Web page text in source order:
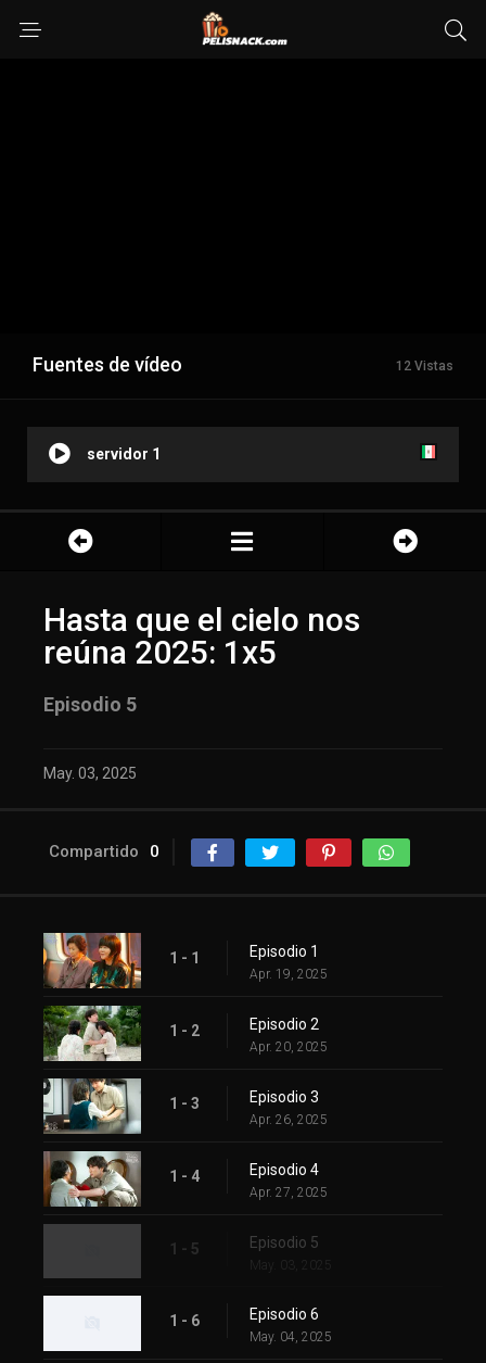
Fuentes de vídeo 12 Vistas
servidor 1
Hasta que el cielo nos
reúna 2025: 1x5
Episodio 5
May. 03, 2025
Compartido 0
1 - 1 Episodio 1
Apr. 19, 2025
1 - 2 Episodio 2
Apr. 20, 2025
1 - 3 Episodio 3
Apr. 26, 2025
1 - 4 Episodio 4
Apr. 27, 2025
1 - 5 Episodio 5
May. 03, 2025
1 - 6 Episodio 6
May. 04, 2025